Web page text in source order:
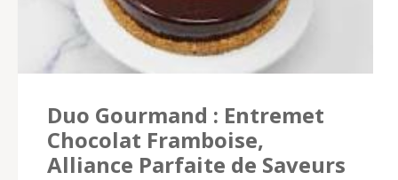
Duo Gourmand : Entremet
Chocolat Framboise,
Alliance Parfaite de Saveurs